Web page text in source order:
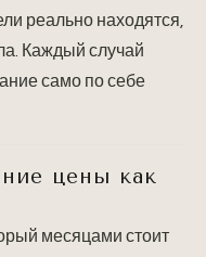
реально находятся,
Каждый случай
само по себе
цены как
месяцами стоит